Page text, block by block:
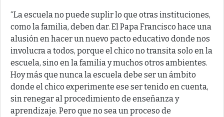
“La escuela no puede suplir lo que otras instituciones,
como la familia, deben dar. El Papa Francisco hace una
alusión en hacer un nuevo pacto educativo donde nos
involucra a todos, porque el chico no transita solo en la
escuela, sino en la familia y muchos otros ambientes.
Hoy más que nunca la escuela debe ser un ámbito
donde el chico experimente ese ser tenido en cuenta,
sin renegar al procedimiento de enseñanza y
aprendizaje. Pero que no sea un proceso de